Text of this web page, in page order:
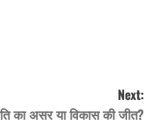
Next:
का असर या विकास की जीत?